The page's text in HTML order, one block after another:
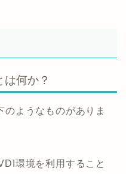
何か？
ようなものがありま
環境を利用すること